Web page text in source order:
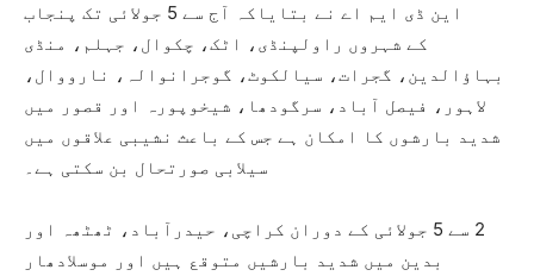
این ڈی ایم اے نے بتایاکہ آج سے 5 جولائی تک پنجاب
کے شہروں راولپنڈی، اٹک، چکوال، جہلم، منڈی
بہاؤالدین، گجرات، سیالکوٹ، گوجرانوالہ، نارووال،
لاہور، فیصل آباد، سرگودھا، شیخوپورہ اور قصور میں
شدید بارشوں کا امکان ہے جس کے باعث نشیبی علاقوں میں
سیلابی صورتحال بن سکتی ہے۔
2 سے 5 جولائی کے دوران کراچی، حیدرآباد، ٹھٹھہ اور
بدین میں شدید بارشیں متوقع ہیں اور موسلادھار